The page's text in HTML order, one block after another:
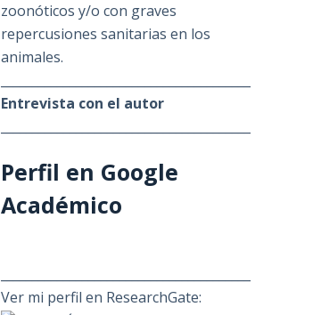
zoonóticos y/o con graves
repercusiones sanitarias en los
animales.
Entrevista con el autor
Perfil en Google
Académico
Ver mi perfil en ResearchGate: